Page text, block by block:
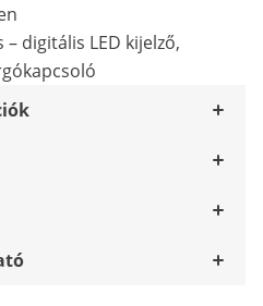
digitális LED kijelző,